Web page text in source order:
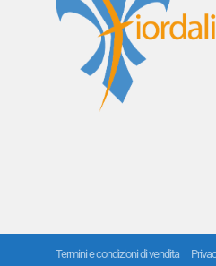
Termini e condizioni di vendita